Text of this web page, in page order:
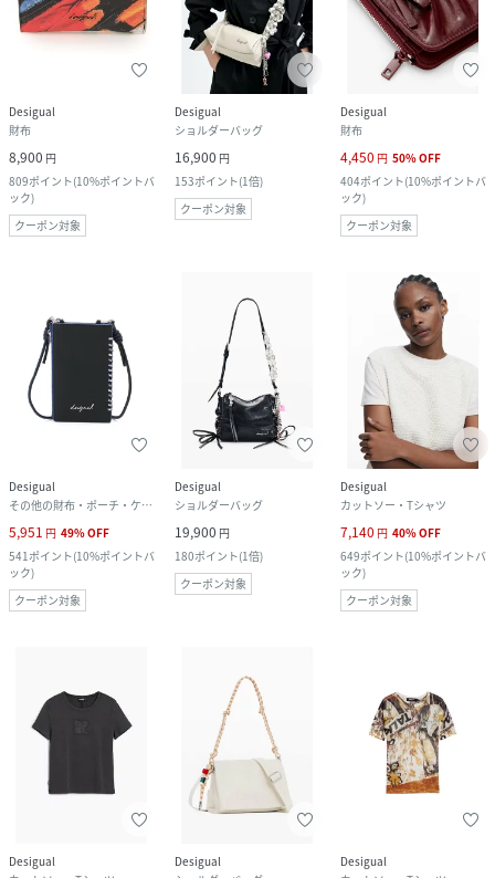
Desigual
財布
8,900 円
809ポイント(10%ポイントバ
ック)
クーポン対象
Desigual
ショルダーバッグ
16,900 円
153ポイント(1倍)
クーポン対象
Desigual
財布
4,450 円 50%OFF
404ポイント(10%ポイントバ
ック)
クーポン対象
Desigual
その他の財布・ポーチ・ケース
5,951 円 49%OFF
541 ポイント(10%ポイントバ
ック)
クーポン対象
Desigual
ショルダーバッグ
19,900 円
180ポイント(1倍)
クーポン対象
Desigual
カットソー・Tシャツ
7,140 円 40%OFF
649ポイント(10%ポイントバ
ック)
クーポン対象
Desigual
Desigual
Desigual